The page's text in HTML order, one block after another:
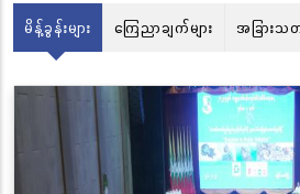
မိန့်ခွန်းများ ကြေညာချက်များ အခြားသတ